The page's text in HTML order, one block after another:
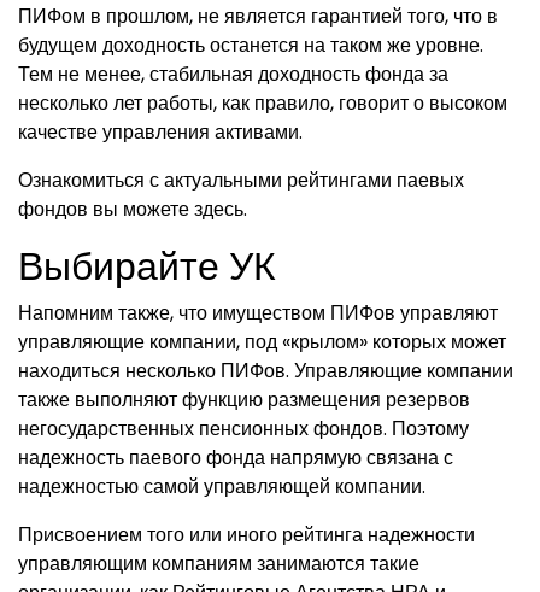
ПИФом в прошлом, не является гарантией того, что в
будущем доходность останется на таком же уровне.
Тем не менее, стабильная доходность фонда за
несколько лет работы, как правило, говорит о высоком
качестве управления активами.
Ознакомиться с актуальными рейтингами паевых
фондов вы можете здесь.
Выбирайте УК
Напомним также, что имуществом ПИФов управляют
управляющие компании, под «крылом» которых может
находиться несколько ПИФов. Управляющие компании
также выполняют функцию размещения резервов
негосударственных пенсионных фондов. Поэтому
надежность паевого фонда напрямую связана с
надежностью самой управляющей компании.
Присвоением того или иного рейтинга надежности
управляющим компаниям занимаются такие